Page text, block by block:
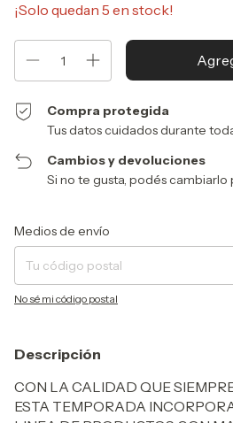
¡Solo quedan 5 en stock!
Compra protegida
Tus datos cuidados durante
Cambios y devoluciones
Si no te gusta, podés
Entregas para el CP:
Medios de envío
No sé mi código postal
Descripción
CON LA CALIDAD QUE
ESTA TEMPORADA